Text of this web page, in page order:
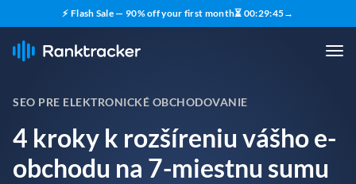
⚡ Flash Sale — 90% off your first month⏳ 00:29:43→
SEO PRE ELEKTRONICKÉ OBCHODOVANIE
4 kroky k rozšíreniu vášho e-
obchodu na 7-miestnu sumu